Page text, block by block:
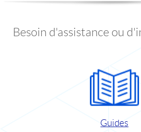
Besoin d'assistance ou
Guides